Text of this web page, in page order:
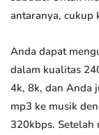
antaranya,
Anda dapat
dalam kualitas
4k, 8k, dan Anda
mp3 ke musik
320kbps. Setelah